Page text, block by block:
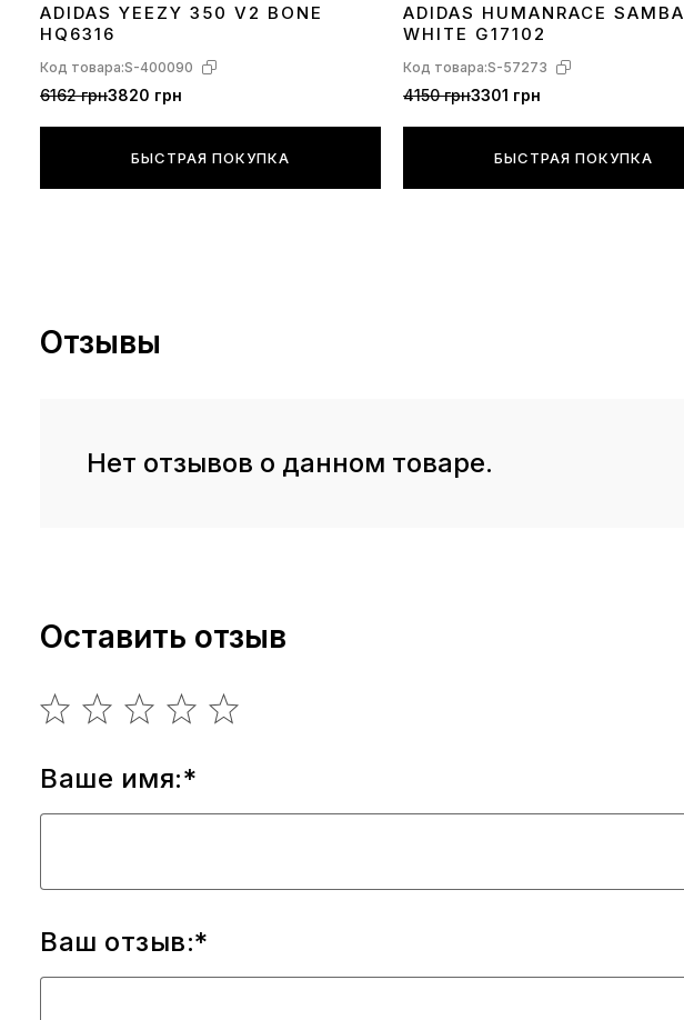
36 3738 39 404142 43 444546
ADIDAS YEEZY 350 V2 BONE
HQ6316
Код товара:S-400090
6162 грн3820 грн
БЫСТРАЯ ПОКУПКА
36 3738 39 404142434445
ADIDAS HUMANRACE SAMBA
WHITE G17102
Код товара:S-57273
4150 грн3301 грн
БЫСТРАЯ ПОКУПКА
Отзывы
Нет отзывов о данном товаре.
Оставить отзыв
Ваше имя:*
Ваш отзыв:*